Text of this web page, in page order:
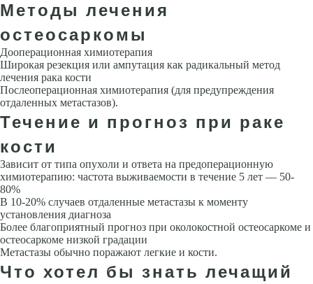
Методы лечения
остеосаркомы
Дооперационная химиотерапия
Широкая резекция или ампутация как радикальный метод
лечения рака кости
Послеоперационная химиотерапия (для предупреждения
отдаленных метастазов).
Течение и прогноз при раке
кости
Зависит от типа опухоли и ответа на предоперационную
химиотерапию: частота выживаемости в течение 5 лет — 50-
80%
В 10-20% случаев отдаленные метастазы к моменту
установления диагноза
Более благоприятный прогноз при околокостной остеосаркоме и
остеосаркоме низкой градации
Метастазы обычно поражают легкие и кости.
Что хотел бы знать лечащий